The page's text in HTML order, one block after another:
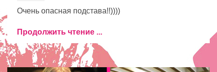
Очень опасная подстава!!))))
Продолжить чтение ...